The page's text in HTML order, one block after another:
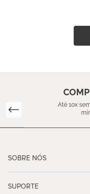
Até 10x
SOBRE NÓS
SUPORTE